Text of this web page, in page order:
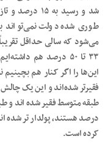
طوری شده دولت نمی‌تواند
این‌ها را اگر کنار هم
فقیرتر شده‌اند و این یک
طبقه متوسط فقیر شده اند و
درصد هستند، پولدار تر شده
کرده است.